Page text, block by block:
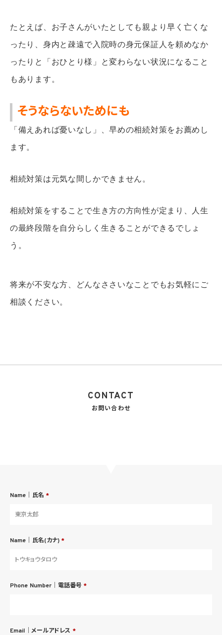
たとえば、お子さんがいたとしても親より早く亡くな
ったり、身内と疎遠で入院時の身元保証人を頼めなか
ったりと「おひとり様」と変わらない状況になること
もあります。
そうならないためにも
「備えあれば憂いなし」、早めの相続対策をお薦めし
ます。
相続対策は元気な間しかできません。
相続対策をすることで生き方の方向性が定まり、人生
の最終段階を自分らしく生きることができるでしょ
う。
将来が不安な方、どんなささいなことでもお気軽にご
相談ください。
CONTACT
お問い合わせ
Name｜氏名 *
Name｜氏名(カナ) *
Phone Number｜電話番号 *
Email｜メールアドレス *